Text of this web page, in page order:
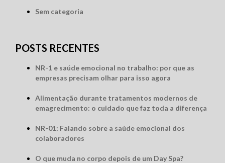
Sem categoria
POSTS RECENTES
NR-1 e saúde emocional no trabalho: por que as
empresas precisam olhar para isso agora
Alimentação durante tratamentos modernos de
emagrecimento: o cuidado que faz toda a diferença
NR-01: Falando sobre a saúde emocional dos
colaboradores
O que muda no corpo depois de um Day Spa?